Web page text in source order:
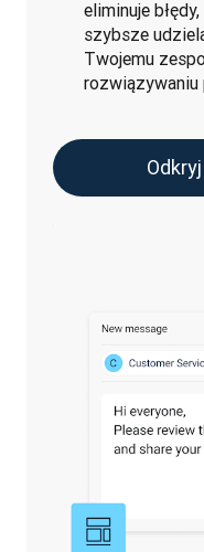
eliminuje
szybsze
Twojemu
rozwiązywaniu